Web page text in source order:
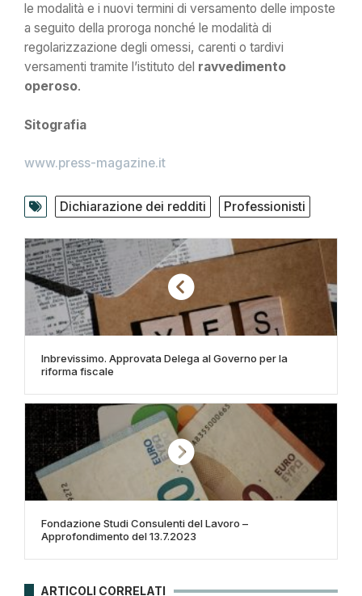
le modalità e i nuovi termini di versamento delle imposte
a seguito della proroga nonché le modalità di
regolarizzazione degli omessi, carenti o tardivi
versamenti tramite l’istituto del ravvedimento
operoso.
Sitografia
www.press-magazine.it
Dichiarazione dei redditi Professionisti
Inbrevissimo. Approvata Delega al Governo per la
riforma fiscale
Fondazione Studi Consulenti del Lavoro –
Approfondimento del 13.7.2023
ARTICOLI CORRELATI